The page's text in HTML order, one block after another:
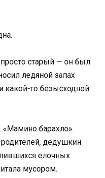
старый — он был
ледяной запах
какой-то безысходной
«Мамино барахло».
дедушкин
елочных
мусором.